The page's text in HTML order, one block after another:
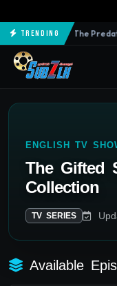
Trending
NEW The
ENGLISH TV
The Gifted
Collection
TV SERIES
Available